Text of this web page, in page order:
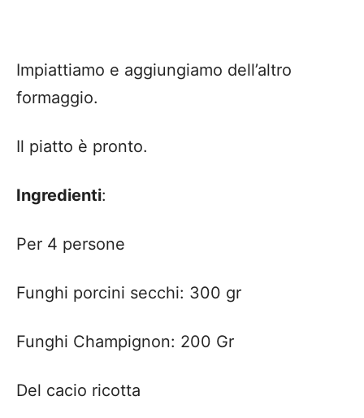
Impiattiamo e aggiungiamo dell’altro
formaggio.
Il piatto è pronto.
Ingredienti:
Per 4 persone
Funghi porcini secchi: 300 gr
Funghi Champignon: 200 Gr
Del cacio ricotta